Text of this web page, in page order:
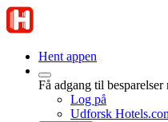
Hent appen
Få adgang til besparelser
Log på
Udforsk